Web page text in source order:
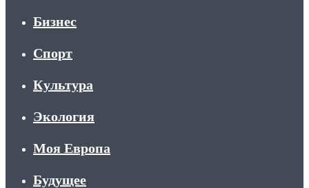
Бизнес
Спорт
Культура
Экология
Моя Европа
Будущее